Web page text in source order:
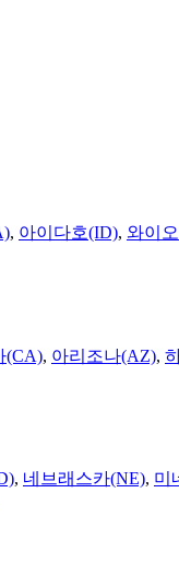
, 아이다호(ID), 와이
(CA), 아리조나(AZ),
, 네브래스카(NE), 미